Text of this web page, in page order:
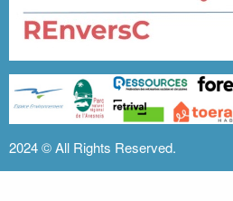
2024 ©All Rights Reserved.